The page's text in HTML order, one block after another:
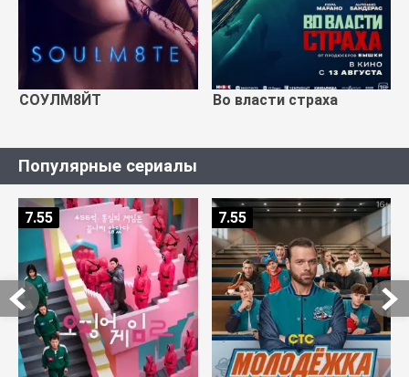
СОУЛМ8ЙТ Во власти страха
Популярные сериалы
7.55 7.55